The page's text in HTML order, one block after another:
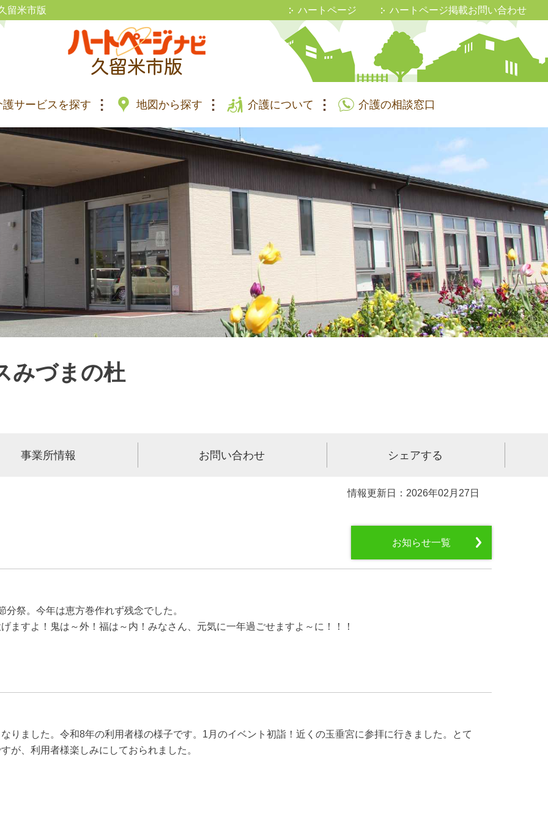
留米市版 ハートページ ハートページ掲載お問い合わせ
護サービスを探す 地図から探す 介護について 介護の相談窓口
みづまの杜
事業所情報 お問い合わせ シェアする
情報更新日：2026年02月27日
お知らせ一覧
分祭。今年は恵方巻作れず残念でした。
ますよ！鬼は～外！福は～内！みなさん、元気に一年過ごせますよ～に！！！
りました。令和8年の利用者様の様子です。1月のイベント初詣！近くの玉垂宮に参拝に行きました。とて
が、利用者様楽しみにしておられました。